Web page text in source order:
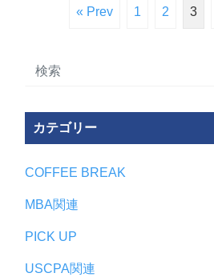
« Prev 1 2 3
カテゴリー
COFFEE BREAK
MBA関連
PICK UP
USCPA関連